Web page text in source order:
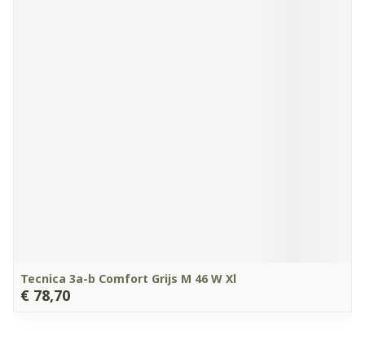
Tecnica 3a-b Comfort Grijs M 46 W Xl
€ 78,70